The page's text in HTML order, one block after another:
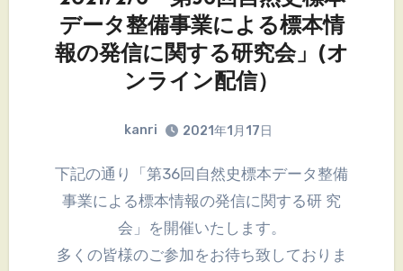
データ整備事業による標本情
報の発信に関する研究会」(オ
ンライン配信）
kanri 2021年1月17日
下記の通り「第36回自然史標本データ整備
事業による標本情報の発信に関する研 究
会」を開催いたします。
多くの皆様のご参加をお待ち致しておりま